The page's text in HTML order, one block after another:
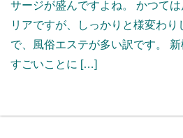
サージが盛んですよね。 かつて
リアですが、しっかりと様変わ
で、風俗エステが多い訳です。
すごいことに […]